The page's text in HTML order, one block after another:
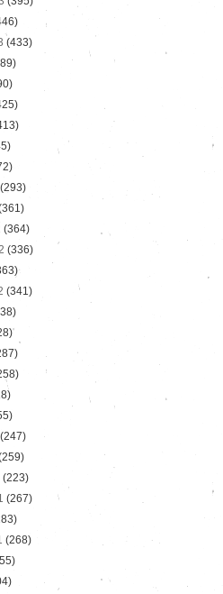
(433)
(293)
(364)
(336)
(341)
(247)
(223)
(267)
(268)